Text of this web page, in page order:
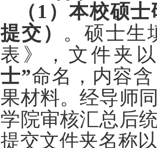
（ 1 ） 本校硕士
提交） 。硕士生
表》，文件夹
士”命名，内容
果材料。经导师
学院审核汇总后
提交文件夹名称